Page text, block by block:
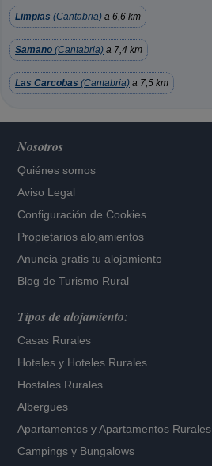
Limpias (Cantabria) a 6,6 km
Samano (Cantabria) a 7,4 km
Las Carcobas (Cantabria) a 7,5 km
Nosotros
Quiénes somos
Aviso Legal
Configuración de Cookies
Propietarios alojamientos
Anuncia gratis tu alojamiento
Blog de Turismo Rural
Tipos de alojamiento:
Casas Rurales
Hoteles y Hoteles Rurales
Hostales Rurales
Albergues
Apartamentos yApartamentos Rurales
Campings y Bungalows